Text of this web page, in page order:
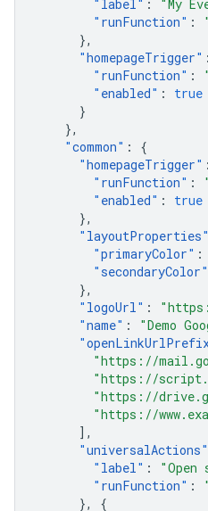
" label" : "My
" runFunction" :
},
"homepageTrigger" :
" runFunction" :
" enabled" :
true
}
},
"common" :
{
"homepageTrigger" :
" runFunction" :
" enabled" :
true
},
" layoutProperties"
"primaryColor" :
"secondaryColor"
},
" logoUrl" :
"name" : "Demo
"
"https://
"https://
"https://
"https://
],
"universalActions"
" label" :
" runFunction" :
},
{